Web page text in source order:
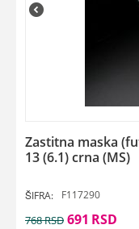
Zastitna maska
13 (6.1) crna (MS)
ŠIFRA: F117290
768RSD 691 RSD